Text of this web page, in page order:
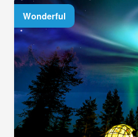
Wonderful